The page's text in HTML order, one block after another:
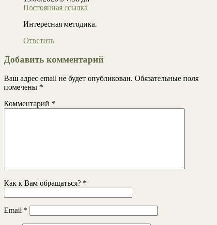
Постоянная ссылка
Интересная методика.
Ответить
Добавить комментарий
Ваш адрес email не будет опубликован. Обязательные поля
помечены *
Комментарий *
Как к Вам обращаться? *
Email *